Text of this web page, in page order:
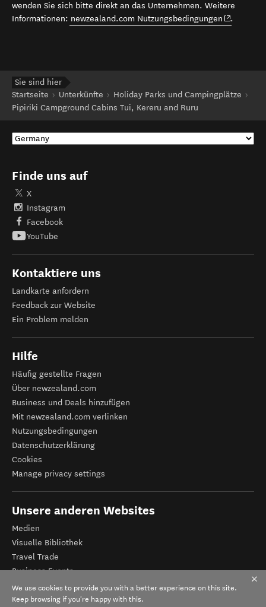
wenden Sie sich bitte direkt an das Unternehmen. Weitere
Informationen: newzealand.com Nutzungsbedingungen (opens in
.
Sie sind hier
Startseite
Unterkünfte
Holiday Parks und Campingplätze
Pipiriki Campground Cabins Tui, Kereru and Ruru
Finde uns auf
X
Instagram
Facebook
YouTube
Kontaktiere uns
Landkarte anfordern
Feedback zur Website
Ein Problem melden
Hilfe
Häufig gestellte Fragen
Über newzealand.com
Business und Deals hinzufügen
Mit newzealand.com verlinken
Nutzungsbedingungen
Datenschutzerklärung
Cookies
Manage privacy settings
Unsere anderen Websites
Medien
Visuelle Bibliothek
Travel Trade
Business Events
Tourismus Neuseeland
Veranstalter-Registrierung
We use cookies to provide you with a better experience on this site.
Keep browsing if you're happy with this.